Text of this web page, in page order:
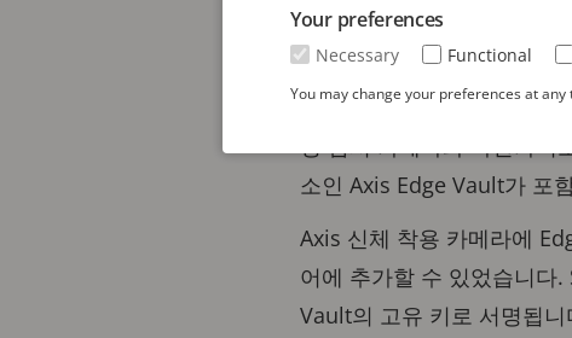
매우 귀중한 자료가 되었습
수 있는 것이 중요합니다.
Axis 신체 착용 카메라의 솔
상 감시 카메라와 마찬가지
소인 Axis Edge Vault가 포
Axis 신체 착용 카메라에
어에 추가할 수 있었습니다
Vault의 고유 키로 서명됩
Your preferences
Necessary Functional
You may change your preferences at